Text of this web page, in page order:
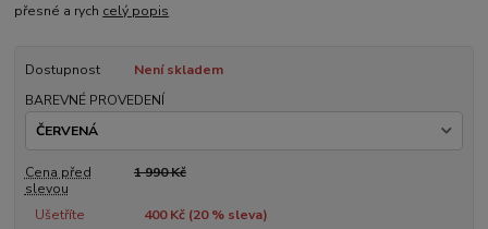
přesné a rych celý popis
Dostupnost
Není skladem
BAREVNÉ PROVEDENÍ
Cena před
slevou
1 990 Kč
Ušetříte 400 Kč (20% sleva)